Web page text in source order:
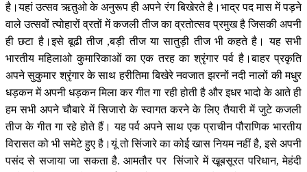
है।यहां उत्सव ऋतुओ के अनुरूप ही अपने रंग बिखेरते है।भाद्र पद मास में पड़ने
वाले उत्सवों त्योहारों व्रतों में कजली तीज का व्रतोत्सव प्रमुख है जिसकी अपनी
ही छटा है।इसे बूढी तीज ,बड़ी तीज या सातुड़ी तीज भी कहते है। यह सभी
भारतीय महिलाओ कुमारिकाओं का एक तरह का श्रृंगार पर्व है।बाहर प्रकृति
अपने सुकुमार श्रृंगार के साथ हरीतिमा बिखेरे नवजात झरनों नदी नालों की मधुर
धड़कन में अपनी धड़कन मिला कर गीत गा रही होती है और इधर भादो के आते ही
हम सभी अपने चौबारे में सिजारो के स्वागत करने के लिए तैयारी में जुटे कजली
तीज के गीत गा रहे होते हैं। यह पर्व अपने साथ एक प्राचीन पौराणिक भारतीय
विरासत को भी समेटे हुए है।यूं तो सिंजारे का कोई खास नियम नहीं है, इसे अपनी
पसंद से सजाया जा सकता है. आमतौर पर सिंजारे में खूबसूरत परिधान, मेहंदी